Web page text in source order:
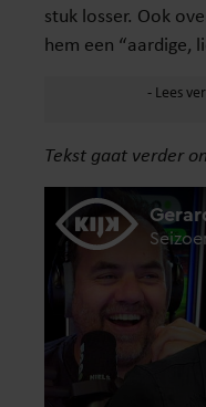
stuk losser. Ook
hem een “aardige,
Tekst gaat verder